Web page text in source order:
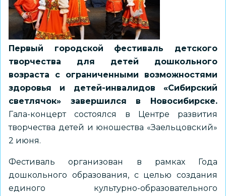
Первый городской фестиваль детского
творчества для детей дошкольного
возраста с ограниченными возможностями
здоровья и детей-инвалидов «Сибирский
светлячок» завершился в Новосибирске.
Гала-концерт состоялся в Центре развития
творчества детей и юношества «Заельцовский»
2 июня.
Фестиваль организован в рамках Года
дошкольного образования, с целью создания
единого культурно-образовательного